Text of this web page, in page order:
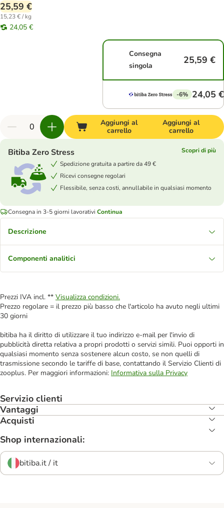
25,59 €
15,23 € / kg
24,05 €
Consegna
singola
25,59 €
-6% 24,05 €
Aggiungi al
carrello
Aggiungi al
carrello
Bitiba Zero Stress
Scopri di più
Spedizione gratuita a partire da 49 €
Ricevi consegne regolari
Flessibile, senza costi, annullabile in qualsiasi momento
Consegna in 3-5 giorni lavorativi Continua
Descrizione
Componenti analitici
Prezzi IVA incl. ** Visualizza condizioni.
Prezzo regolare = il prezzo più basso che l'articolo ha avuto negli ultimi
30 giorni
bitiba ha il diritto di utilizzare il tuo indirizzo e-mail per l'invio di
pubblicità diretta relativa a propri prodotti o servizi simili. Puoi opporti in
qualsiasi momento senza sostenere alcun costo, se non quelli di
trasmissione secondo le tariffe di base, contattando il Servizio Clienti di
zooplus. Per maggiori informazioni: Informativa sulla Privacy
Servizio clienti
Vantaggi
Acquisti
Shop internazionali:
bitiba.it / it